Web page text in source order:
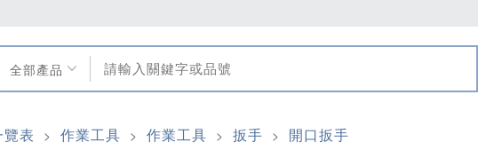
全部產品
表 > 作業工具 > 作業工具 > 扳手 > 開口扳手